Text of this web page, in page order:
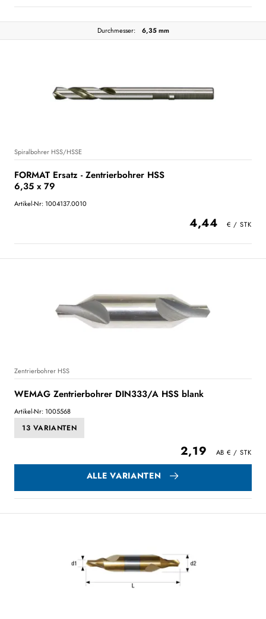
Durchmesser: 6,35 mm
Spiralbohrer HSS/HSSE
FORMAT Ersatz - Zentrierbohrer HSS
6,35 x 79
Artikel-Nr: 1004137.0010
4,44
Zentrierbohrer HSS
WEMAG Zentrierbohrer DIN333/A HSS blank
Artikel-Nr: 1005568
13 VARIANTEN
2,19
ALLE VARIANTEN